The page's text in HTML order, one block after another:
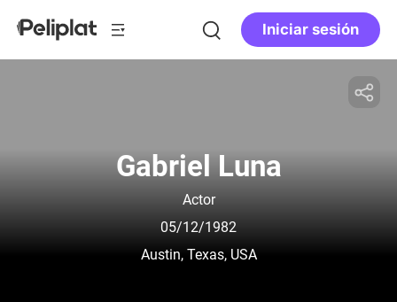
Iniciar sesión
Gabriel Luna
Actor
05/12/1982
Austin, Texas, USA